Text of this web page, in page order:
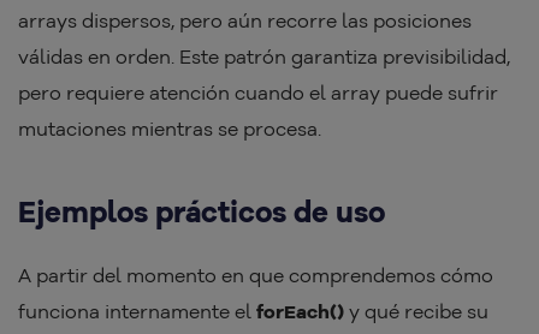
arrays dispersos, pero aún recorre las posiciones
válidas en orden. Este patrón garantiza previsibilidad,
pero requiere atención cuando el array puede sufrir
mutaciones mientras se procesa.
Ejemplos prácticos de uso
A partir del momento en que comprendemos cómo
funciona internamente el forEach() y qué recibe su